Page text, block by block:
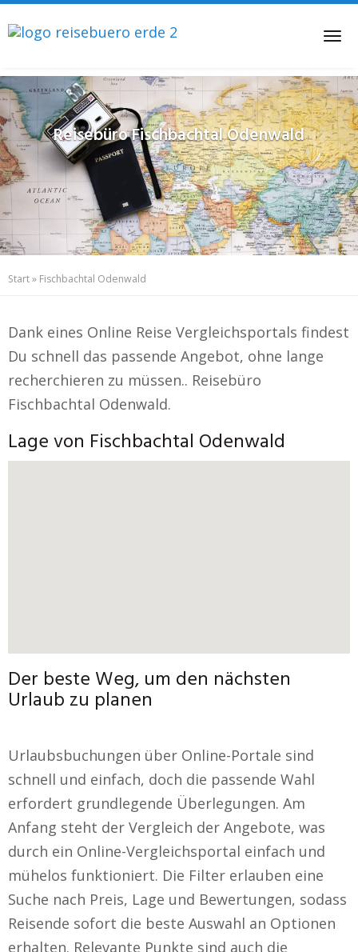
to
content
ReisebüroFischbachtal Odenwald
Start» Fischbachtal Odenwald
Dank eines Online Reise Vergleichsportals findest
Du schnell das passende Angebot, ohne lange
recherchieren zu müssen.. Reisebüro
Fischbachtal Odenwald.
Lage von Fischbachtal Odenwald
Der beste Weg, um den nächsten
Urlaub zu planen
Urlaubsbuchungen über Online-Portale sind
schnell und einfach, doch die passende Wahl
erfordert grundlegende Überlegungen. Am
Anfang steht der Vergleich der Angebote, was
durch ein Online-Vergleichsportal einfach und
mühelos funktioniert. Die Filter erlauben eine
Suche nach Preis, Lage und Bewertungen, sodass
Reisende sofort die beste Auswahl an Optionen
erhalten. Relevante Punkte sind auch die